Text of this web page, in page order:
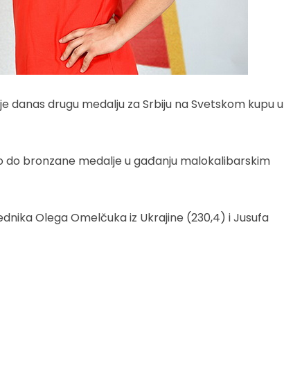
drugu medalju za Srbiju na Svetskom kupu u
do bronzane medalje u gađanju malokalibarskim
Olega Omelčuka iz Ukrajine (230,4) i Jusufa